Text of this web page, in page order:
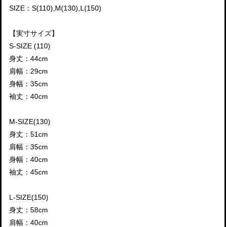
SIZE：S(110),M(130),L(150)
【実寸サイズ】
S-SIZE (110)
身丈：44cm
肩幅：29cm
身幅：35cm
袖丈：40cm
M-SIZE(130)
身丈：51cm
肩幅：35cm
身幅：40cm
袖丈：45cm
L-SIZE(150)
身丈：58cm
肩幅：40cm